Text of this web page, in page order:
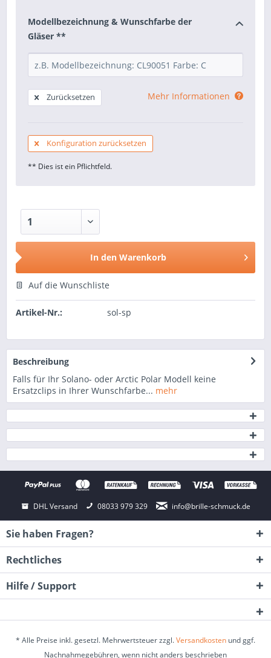
Modellbezeichnung & Wunschfarbe der
Gläser **
Zurücksetzen Mehr Informationen
Konfiguration zurücksetzen
** Dies ist ein Pflichtfeld.
In den Warenkorb
Auf die Wunschliste
Artikel-Nr.: sol-sp
Beschreibung
Falls für Ihr Solano- oder Arctic Polar Modell keine
Ersatzclips in Ihrer Wunschfarbe... mehr
DHL Versand 08033 979 329 info@brille-schmuck.de
Sie haben Fragen?
Rechtliches
Hilfe / Support
* Alle Preise inkl. gesetzl. Mehrwertsteuer zzgl.Versandkosten und ggf.
Nachnahmegebühren, wenn nicht anders beschrieben